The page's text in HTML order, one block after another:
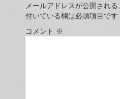
メールアドレスが公開される
付いている欄は必須項目です
コメント ※